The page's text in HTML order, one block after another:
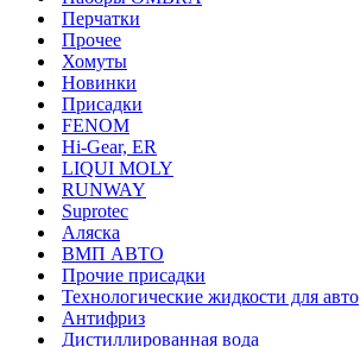
Перчатки
Прочее
Хомуты
Новинки
Присадки
FENOM
Hi-Gear, ER
LIQUI MOLY
RUNWAY
Suprotec
Аляска
ВМП АВТО
Прочие присадки
Технологические жидкости для авто
Антифриз
Дистиллированная вода